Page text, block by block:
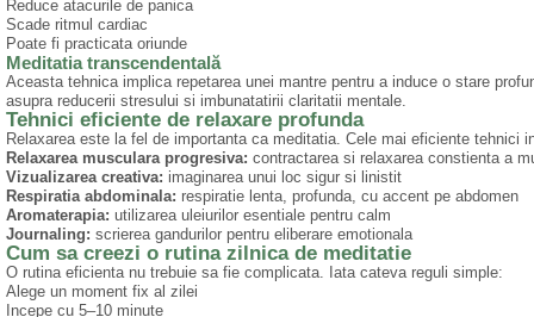
Reduce atacurile de panica
Scade ritmul cardiac
Poate fi practicata oriunde
Meditatia transcendentală
Aceasta tehnica implica repetarea unei mantre pentru a induce o stare
asupra reducerii stresului si imbunatatirii claritatii mentale.
Tehnici eficiente de relaxare profunda
Relaxarea este la fel de importanta ca meditatia. Cele mai eficiente tehnici
Relaxarea musculara progresiva: contractarea si relaxarea constienta a
Vizualizarea creativa: imaginarea unui loc sigur si linistit
Respiratia abdominala: respiratie lenta, profunda, cu accent pe abdomen
Aromaterapia: utilizarea uleiurilor esentiale pentru calm
Journaling: scrierea gandurilor pentru eliberare emotionala
Cum sa creezi o rutina zilnica de meditatie
O rutina eficienta nu trebuie sa fie complicata. Iata cateva reguli simple:
Alege un moment fix al zilei
Incepe cu 5–10 minute